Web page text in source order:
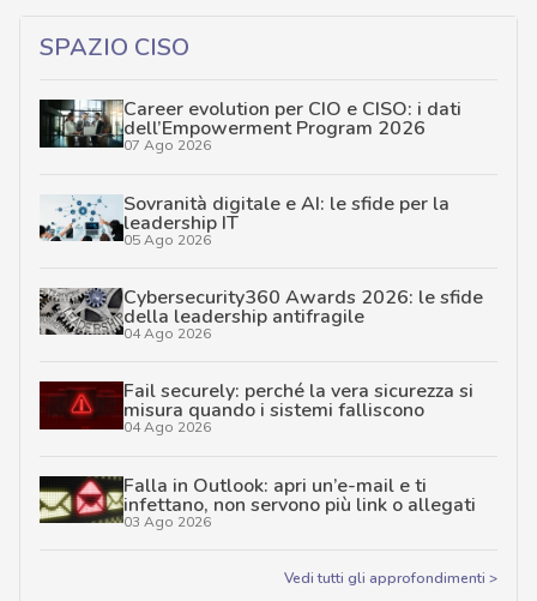
SPAZIO CISO
Career evolution per CIO e CISO: i dati
dell’Empowerment Program 2026
07 Ago 2026
Sovranità digitale e AI: le sfide per la
leadership IT
05 Ago 2026
Cybersecurity360 Awards 2026: le sfide
della leadership antifragile
04 Ago 2026
Fail securely: perché la vera sicurezza si
misura quando i sistemi falliscono
04 Ago 2026
Falla in Outlook: apri un’e-mail e ti
infettano, non servono più link o allegati
03 Ago 2026
Vedi tutti gli approfondimenti >